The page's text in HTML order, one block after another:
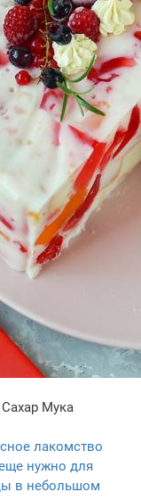
Сахар Мука
лакомство
нужно для
в небольшом